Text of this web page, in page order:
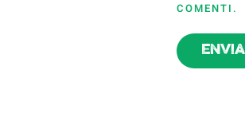
COMENTI.